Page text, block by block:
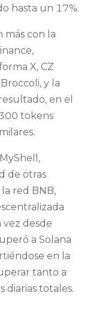
hasta un 17%.
más con la
X, CZ
y la
en el
tokens
de otras
red BNB,
vez desde
a Solana
en la
tanto a
diarias totales.